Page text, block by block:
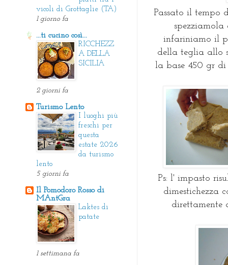
Passato il
infariniamo il
della teglia allo
la base 450 gr di
Ps: l' impasto
dimestichezza
direttamente
vicoli di Grottaglie (TA)
1 giorno fa
...ti cucino così...
RICCHEZZ
A DELLA
SICILIA
2 giorni fa
Turismo Lento
I luoghi più
freschi per
questa
estate 2026
da turismo
lento
5 giorni fa
Il Pomodoro Rosso di
MAntGra
Laktes di
patate
1 settimana fa